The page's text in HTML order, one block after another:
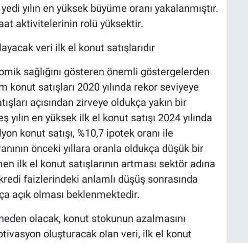
yılın en yüksek büyüme oranı yakalanmıştır.
aktivitelerinin rolü yüksektir.
veri ilk el konut satışlarıdır
sağlığını gösteren önemli göstergelerden
konut satışları 2020 yılında rekor seviyeye
açısından zirveye oldukça yakın bir
en yüksek ilk el konut satışı 2024 yılında
konut satışı, %10,7 ipotek oranı ile
önceki yıllara oranla oldukça düşük bir
ilk el konut satışlarının artması sektör adına
faizlerindeki anlamlı düşüş sonrasında
açık olması beklenmektedir.
olacak, konut stokunun azalmasını
oluşturacak olan veri, ilk el konut